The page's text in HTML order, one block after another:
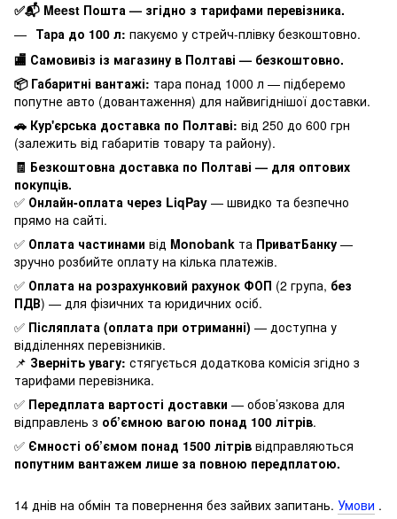
✅📬 Meest Пошта — згідно з тарифами перевізника.
Тара до 100 л: пакуємо у стрейч-плівку безкоштовно.
🏬 Самовивіз із магазину в Полтаві — безкоштовно.
📦 Габаритні вантажі: тара понад 1000 л — підберемо
попутне авто (довантаження) для найвигіднішої доставки.
🚗 Кур'єрська доставка по Полтаві: від 250 до 600 грн
(залежить від габаритів товару та району).
🧾 Безкоштовна доставка по Полтаві — для оптових
покупців.
✅ Онлайн-оплата через LiqPay — швидко та безпечно
прямо на сайті.
✅ Оплата частинами від Monobank та ПриватБанку —
зручно розбийте оплату на кілька платежів.
✅ Оплата на розрахунковий рахунок ФОП (2 група, без
ПДВ) — для фізичних та юридичних осіб.
✅ Післяплата (оплата при отриманні) — доступна у
відділеннях перевізників.
📌 Зверніть увагу: стягується додаткова комісія згідно з
тарифами перевізника.
✅ Передплата вартості доставки — обов’язкова для
відправлень з об’ємною вагою понад 100 літрів.
✅ Ємності об’ємом понад 1500 літрів відправляються
попутним вантажем лише за повною передплатою.
14 днів на обмін та повернення без зайвих запитань. Умови .